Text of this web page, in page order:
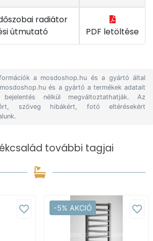
radiátor
útmutató
PDF letöltése
a mosdoshop.hu és a gyártó által
és a gyártó a termékek adatait
nélkül megváltoztathatják. Az
szöveg hibákért, fotó eltérésekért
további tagjai
-5% AKCIÓ